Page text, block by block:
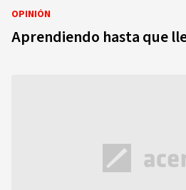
OPINIÓN
Aprendiendo hasta que